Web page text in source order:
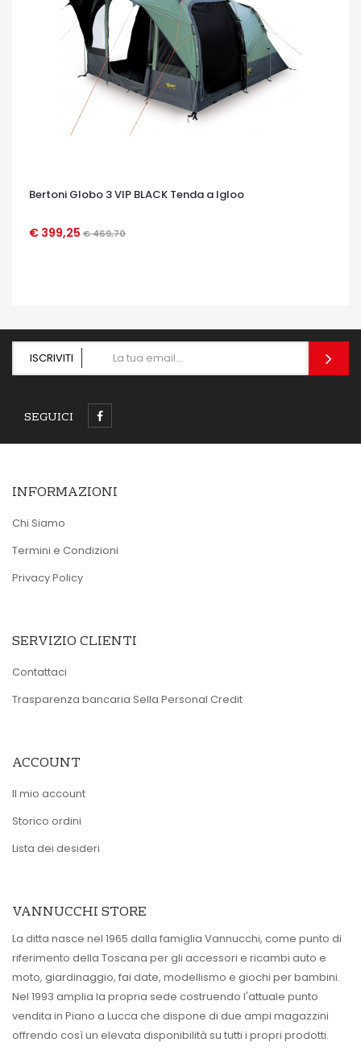
Bertoni Globo 3 VIP BLACK Tenda a Igloo
€ 399,25 € 469,70
OCCHIATA VELOCE
ISCRIVITI
SEGUICI
INFORMAZIONI
Chi Siamo
Termini e Condizioni
Privacy Policy
SERVIZIO CLIENTI
Contattaci
Trasparenza bancaria Sella Personal Credit
ACCOUNT
Il mio account
Storico ordini
Lista dei desideri
VANNUCCHI STORE
La ditta nasce nel 1965 dalla famiglia Vannucchi, come punto di
riferimento della Toscana per gli accessori e ricambi auto e
moto, giardinaggio, fai date, modellismo e giochi per bambini.
Nel 1993 amplia la propria sede costruendo l'attuale punto
vendita in Piano a Lucca che dispone di due ampi magazzini
offrendo così un elevata disponibilità su tutti i propri prodotti.